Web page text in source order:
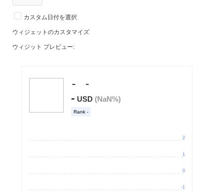
カスタム日付を選択
ウィジェットのカスタマイズ
ウィジット プレビュー: